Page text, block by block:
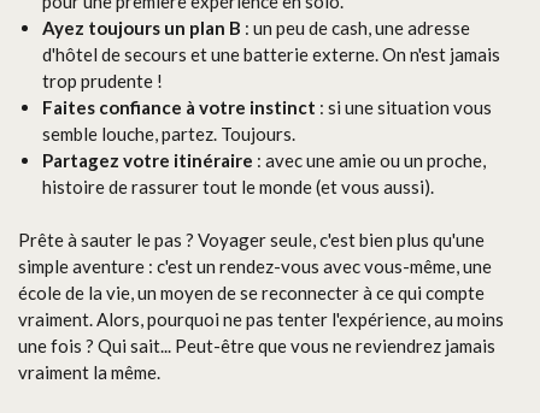
Ayez toujours un plan B : un peu de cash, une adresse
d'hôtel de secours et une batterie externe. On n'est jamais
trop prudente !
Faites confiance à votre instinct : si une situation vous
semble louche, partez. Toujours.
Partagez votre itinéraire : avec une amie ou un proche,
histoire de rassurer tout le monde (et vous aussi).
Prête à sauter le pas ? Voyager seule, c'est bien plus qu'une
simple aventure : c'est un rendez-vous avec vous-même, une
école de la vie, un moyen de se reconnecter à ce qui compte
vraiment. Alors, pourquoi ne pas tenter l'expérience, au moins
une fois ? Qui sait... Peut-être que vous ne reviendrez jamais
vraiment la même.